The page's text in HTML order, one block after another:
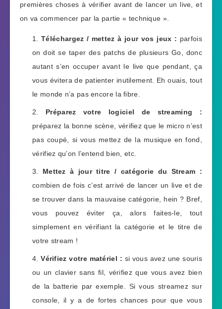
premières choses à vérifier avant de lancer un live, et
on va commencer par la partie « technique ».
Téléchargez / mettez à jour vos jeux : parfois
on doit se taper des patchs de plusieurs Go, donc
autant s’en occuper avant le live que pendant, ça
vous évitera de patienter inutilement. Eh ouais, tout
le monde n’a pas encore la fibre.
Préparez votre logiciel de streaming :
préparez la bonne scène, vérifiez que le micro n’est
pas coupé, si vous mettez de la musique en fond,
vérifiez qu’on l’entend bien, etc.
Mettez à jour titre / catégorie du Stream :
combien de fois c’est arrivé de lancer un live et de
se trouver dans la mauvaise catégorie, hein ? Bref,
vous pouvez éviter ça, alors faites-le, tout
simplement en vérifiant la catégorie et le titre de
votre stream !
Vérifiez votre matériel : si vous avez une souris
ou un clavier sans fil, vérifiez que vous avez bien
de la batterie par exemple. Si vous streamez sur
console, il y a de fortes chances pour que vous